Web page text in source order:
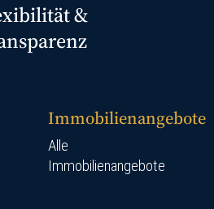
&
Immobilienangebote
Alle
Immobilienangebote